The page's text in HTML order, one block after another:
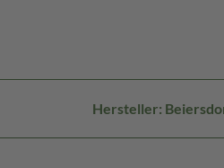
Hersteller: